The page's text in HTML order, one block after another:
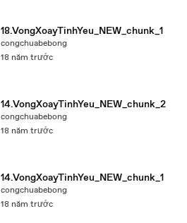
18.VongXoayTinhYeu_NEW_chunk_1
congchuabebong
18 năm trước
14.VongXoayTinhYeu_NEW_chunk_2
congchuabebong
18 năm trước
14.VongXoayTinhYeu_NEW_chunk_1
congchuabebong
18 năm trước